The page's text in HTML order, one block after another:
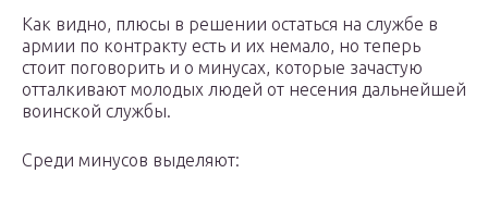
Как видно, плюсы в решении остаться на службе в
армии по контракту есть и их немало, но теперь
стоит поговорить и о минусах, которые зачастую
отталкивают молодых людей от несения дальнейшей
воинской службы.
Среди минусов выделяют: